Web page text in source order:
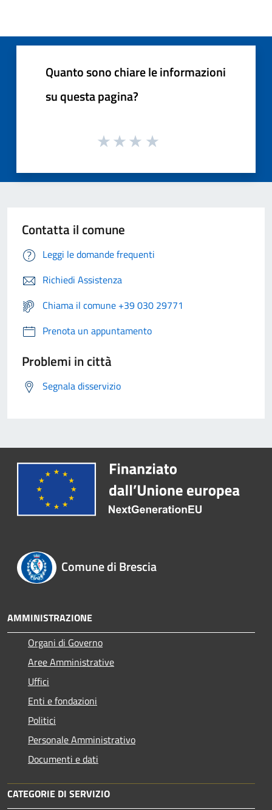
Quanto sono chiare le informazioni
su questa pagina?
Contatta il comune
Leggi le domande frequenti
Richiedi Assistenza
Chiama il comune +39 030 29771
Prenota un appuntamento
Problemi in città
Segnala disservizio
Comune di Brescia
AMMINISTRAZIONE
Organi di Governo
Aree Amministrative
Uffici
Enti e fondazioni
Politici
Personale Amministrativo
Documenti e dati
CATEGORIE DI SERVIZIO